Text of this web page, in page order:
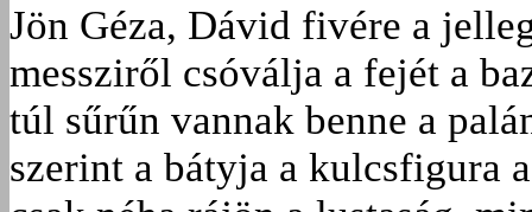
Jön Géza, Dávid fivére a
messziről csóválja a fejét a
túl sűrűn vannak benne a
szerint a bátyja a kulcsfigura